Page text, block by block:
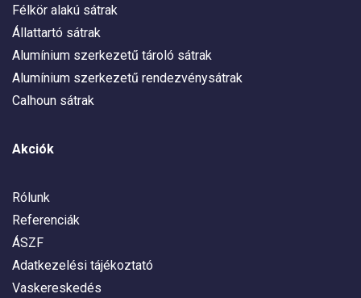
Félkör alakú sátrak
Állattartó sátrak
Alumínium szerkezetű tároló sátrak
Alumínium szerkezetű rendezvénysátrak
Calhoun sátrak
Akciók
Rólunk
Referenciák
ÁSZF
Adatkezelési tájékoztató
Vaskereskedés